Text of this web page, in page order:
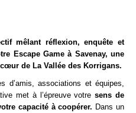
mêlant réflexion, enquête et
Escape Game à Savenay, une
de La Vallée des Korrigans.
d’amis, associations et équipes,
met à l’épreuve votre sens de
capacité à coopérer. Dans un